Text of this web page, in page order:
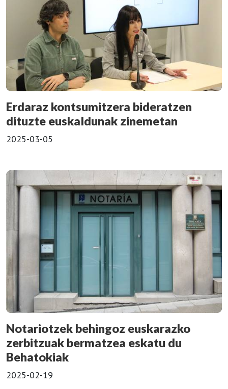
Erdaraz kontsumitzera bideratzen
dituzte euskaldunak zinemetan
2025-03-05
Notariotzek behingoz euskarazko
zerbitzuak bermatzea eskatu du
Behatokiak
2025-02-19